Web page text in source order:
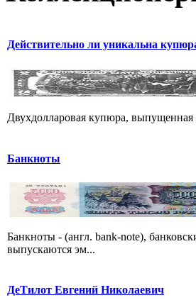
Действительно ли уникальна
Двухдолларовая купюра,
Банкноты
Банкноты - (англ. bank-note),
выпускаются эм...
ДеТилот Евгений Николаевич